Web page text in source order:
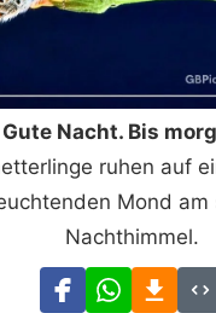
Gute Nacht. Bis
ruhen auf
Mond am
Nachthimmel.